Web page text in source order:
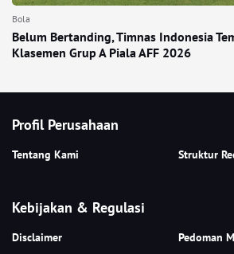
Bola
Belum Bertanding, Timnas Indonesia
Klasemen Grup A Piala AFF 2026
Profil Perusahaan
Tentang Kami Struktur
Kebijakan & Regulasi
Disclaimer Pedoman